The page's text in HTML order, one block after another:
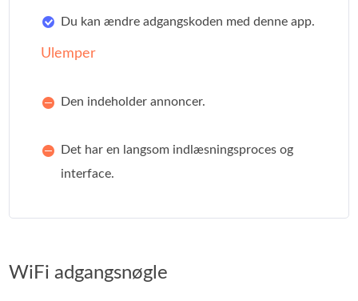
Du kan ændre adgangskoden med denne app.
Ulemper
Den indeholder annoncer.
Det har en langsom indlæsningsproces og
interface.
WiFi adgangsnøgle